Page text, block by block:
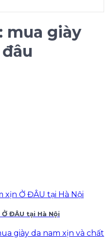
mua giày
ĐÂU tại Hà Nội
giày da nam xịn và chất